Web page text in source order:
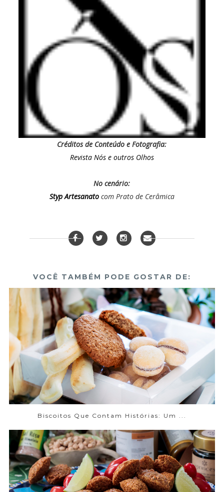
Créditos de Conteúdo e Fotografia:
Revista Nós e outros Olhos
No cenário:
Styp Artesanato com Prato de Cerâmica
VOCÊ TAMBÉM PODE GOSTAR DE:
Biscoitos Que Contam Histórias: Um ...